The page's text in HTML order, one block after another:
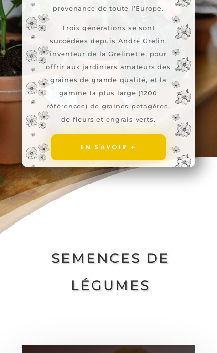
provenance de toute l’Europe.
Trois générations se sont
succédées depuis André Grelin,
inventeur de la Grelinette, pour
offrir aux jardiniers amateurs des
graines de grande qualité, et la
gamme la plus large (1200
références) de graines potagères,
de fleurs et engrais verts.
EN SAVOIR +
SEMENCES DE
LÉGUMES